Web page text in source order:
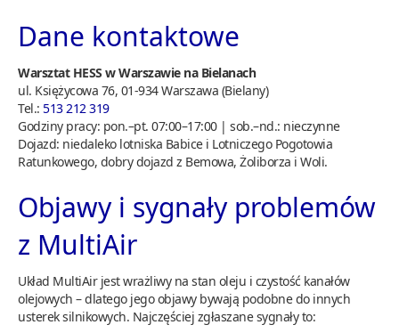
Dane kontaktowe
Warsztat HESS w Warszawie na Bielanach
ul. Księżycowa 76, 01-934 Warszawa (Bielany)
Tel.: 513 212 319
Godziny pracy: pon.–pt. 07:00–17:00 | sob.–nd.: nieczynne
Dojazd: niedaleko lotniska Babice i Lotniczego Pogotowia
Ratunkowego, dobry dojazd z Bemowa, Żoliborza i Woli.
Objawy i sygnały problemów
z MultiAir
Układ MultiAir jest wrażliwy na stan oleju i czystość kanałów
olejowych – dlatego jego objawy bywają podobne do innych
usterek silnikowych. Najczęściej zgłaszane sygnały to: